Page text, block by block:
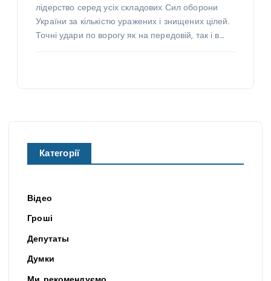
лідерство серед усіх складових Сил оборони
України за кількістю уражених і знищених цілей.
Точні удари по ворогу як на передовій, так і в…
Категорії
Відео
Гроші
Депутаты
Думки